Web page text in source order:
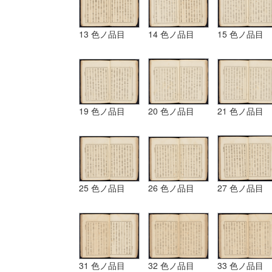
13 色ノ品目 14 色ノ品目 15 色ノ品目
19 色ノ品目 20 色ノ品目 21 色ノ品目
25 色ノ品目 26 色ノ品目 27 色ノ品目
31 色ノ品目 32 色ノ品目 33 色ノ品目